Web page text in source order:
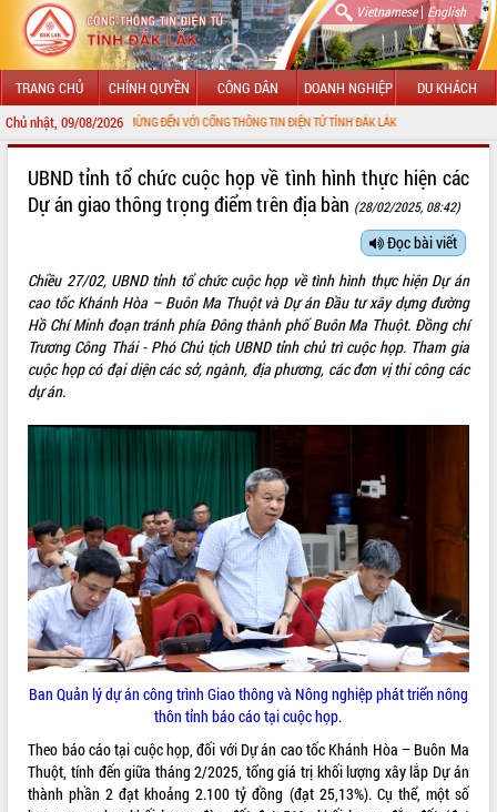
Vietnamese| English
TRANG CHỦ CHÍNH QUYỀN CÔNG DÂN DOANH NGHIỆP DU KHÁCH
Chủ nhật, 09/08/2026
CHÀO MỪNG ĐẾN VỚI CỔNG THÔNG TIN ĐIỆN TỬ TỈNH ĐẮK LẮK
LÃNH ĐẠO UBND TỈNH
SỞ, BAN, NGÀNH
UBND CÁC XÃ, PHƯỜNG
THÔNG TIN CHỈ ĐẠO ĐIỀU HÀNH
HỆ THỐNG VĂN BẢN
ĐIỂM TIN VĂN BẢN
QUY HOẠCH - KẾ HOẠCH
UBND tỉnh tổ chức cuộc họp về tình hình thực hiện các
Dự án giao thông trọng điểm trên địa bàn (28/02/2025, 08:42)
Đọc bài viết
Chiều 27/02, UBND tỉnh tổ chức cuộc họp về tình hình thực hiện Dự án
cao tốc Khánh Hòa – Buôn Ma Thuột và Dự án Đầu tư xây dựng đường
Hồ Chí Minh đoạn tránh phía Đông thành phố Buôn Ma Thuột. Đồng chí
Trương Công Thái - Phó Chủ tịch UBND tỉnh chủ trì cuộc họp. Tham gia
cuộc họp có đại diện các sở, ngành, địa phương, các đơn vị thi công các
dự án.
Ban Quản lý dự án công trình Giao thông và Nông nghiệp phát triển nông
thôn tỉnh báo cáo tại cuộc họp.
Theo báo cáo tại cuộc họp, đối với Dự án cao tốc Khánh Hòa – Buôn Ma
Thuột, tính đến giữa tháng 2/2025, tổng giá trị khối lượng xây lắp Dự án
thành phần 2 đạt khoảng 2.100 tỷ đồng (đạt 25,13%). Cụ thể, một số